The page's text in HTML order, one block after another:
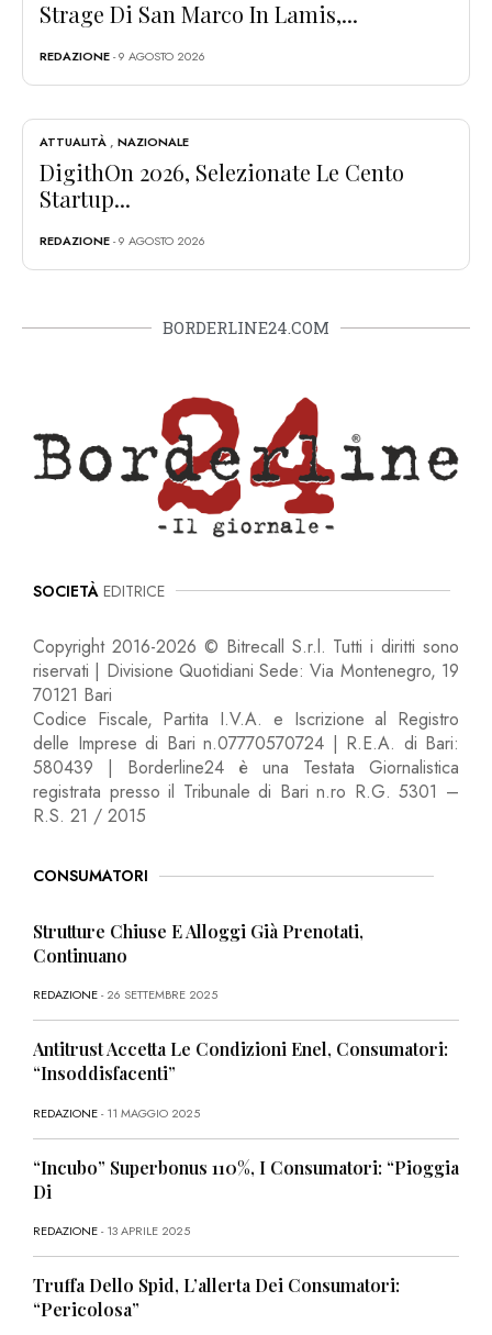
Strage Di San Marco In Lamis,...
REDAZIONE- 9 AGOSTO 2026
ATTUALITÀ , NAZIONALE
DigithOn 2026, Selezionate Le Cento
Startup...
REDAZIONE- 9 AGOSTO 2026
BORDERLINE24.COM
SOCIETÀ EDITRICE
Copyright 2016-2026 © Bitrecall S.r.l. Tutti i diritti sono
riservati | Divisione Quotidiani Sede: Via Montenegro, 19
70121 Bari
Codice Fiscale, Partita I.V.A. e Iscrizione al Registro
delle Imprese di Bari n.07770570724 | R.E.A. di Bari:
580439 | Borderline24 è una Testata Giornalistica
registrata presso il Tribunale di Bari n.ro R.G. 5301 –
R.S. 21 / 2015
CONSUMATORI
Strutture Chiuse E Alloggi Già Prenotati,
Continuano
REDAZIONE- 26 SETTEMBRE 2025
Antitrust Accetta Le Condizioni Enel, Consumatori:
“Insoddisfacenti”
REDAZIONE- 11 MAGGIO 2025
“Incubo” Superbonus 110%, I Consumatori: “Pioggia
Di
REDAZIONE- 13 APRILE 2025
Truffa Dello Spid, L’allerta Dei Consumatori:
“Pericolosa”